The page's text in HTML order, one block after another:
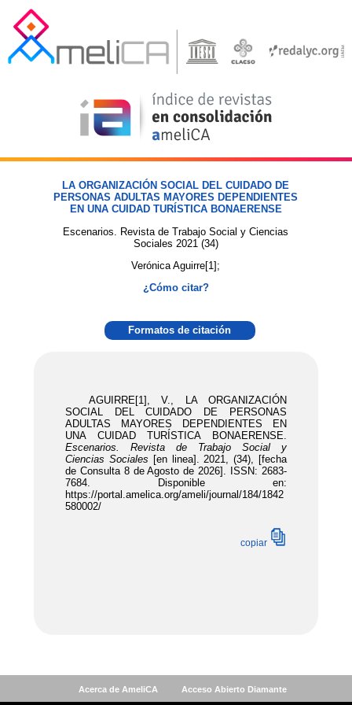
Acerca de AmeliCA Acceso Abierto Diamante